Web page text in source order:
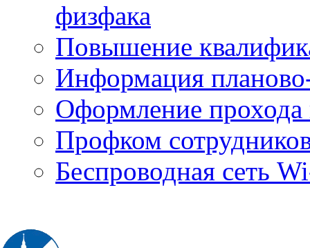
физфака
Повышение
Информация
Оформление прохода
Профком
Беспроводная сеть